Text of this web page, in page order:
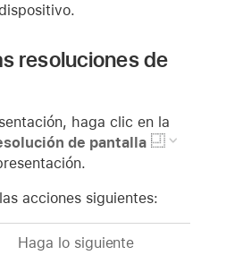
resoluciones de
haga clic en la
de pantalla
acciones siguientes:
Haga lo siguiente